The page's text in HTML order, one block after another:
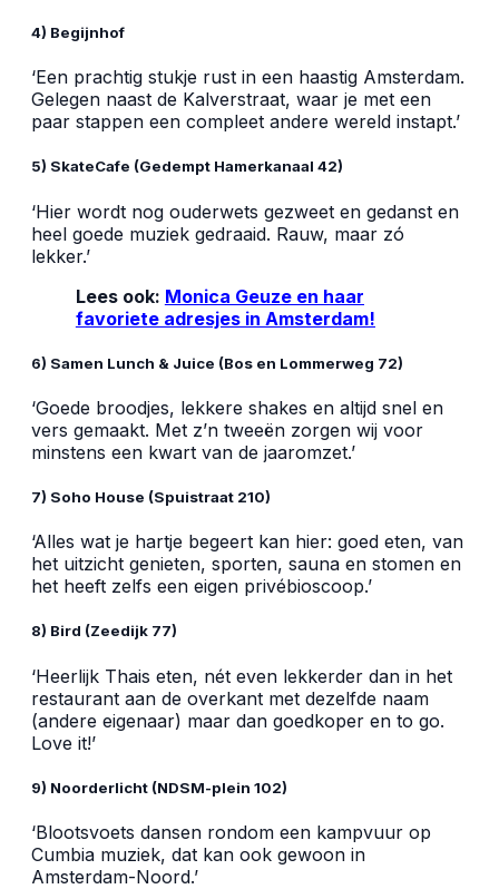
4) Begijnhof
‘Een prachtig stukje rust in een haastig Amsterdam.
Gelegen naast de Kalverstraat, waar je met een
paar stappen een compleet andere wereld instapt.’
5) SkateCafe (Gedempt Hamerkanaal 42)
‘Hier wordt nog ouderwets gezweet en gedanst en
heel goede muziek gedraaid. Rauw, maar zó
lekker.’
Lees ook: Monica Geuze en haar
favoriete adresjes in Amsterdam!
6) Samen Lunch & Juice (Bos en Lommerweg 72)
‘Goede broodjes, lekkere shakes en altijd snel en
vers gemaakt. Met z’n tweeën zorgen wij voor
minstens een kwart van de jaaromzet.’
7) Soho House (Spuistraat 210)
‘Alles wat je hartje begeert kan hier: goed eten, van
het uitzicht genieten, sporten, sauna en stomen en
het heeft zelfs een eigen privébioscoop.’
8) Bird (Zeedijk 77)
‘Heerlijk Thais eten, nét even lekkerder dan in het
restaurant aan de overkant met dezelfde naam
(andere eigenaar) maar dan goedkoper en to go.
Love it!’
9) Noorderlicht (NDSM-plein 102)
‘Blootsvoets dansen rondom een kampvuur op
Cumbia muziek, dat kan ook gewoon in
Amsterdam-Noord.’